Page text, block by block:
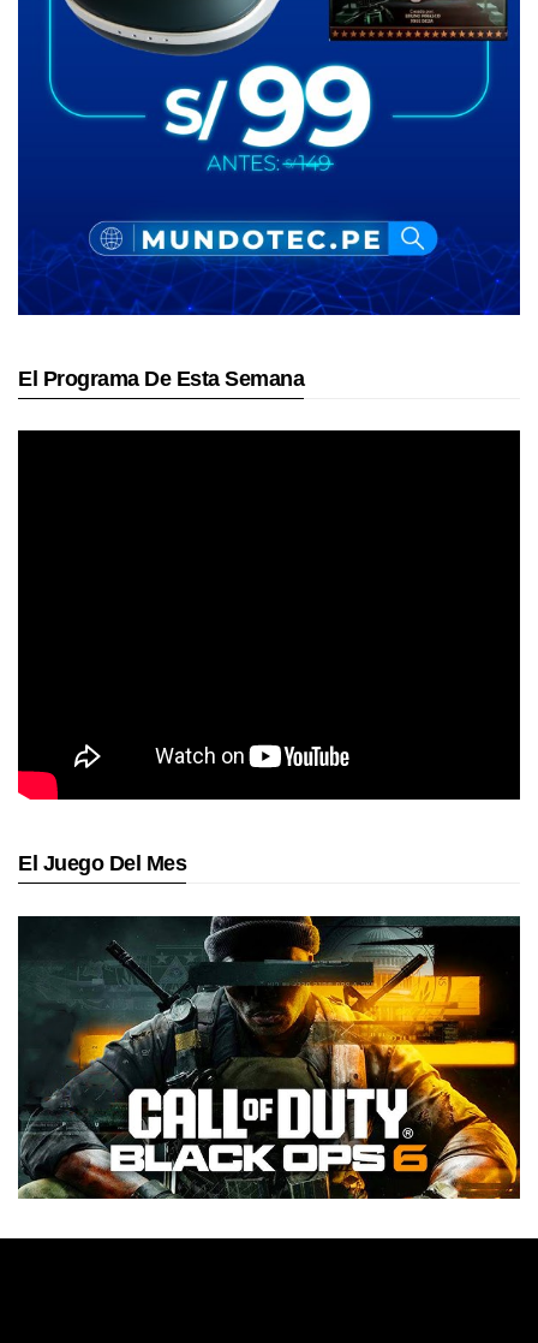
El Programa De Esta Semana
El Juego Del Mes